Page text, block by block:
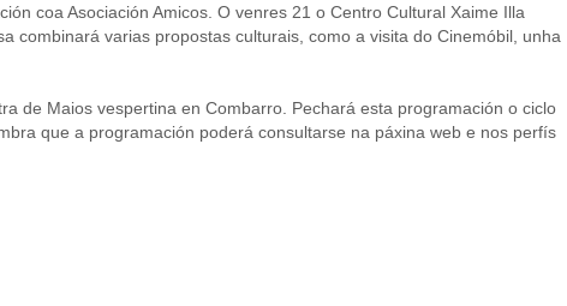
coa Asociación Amicos. O venres 21 o Centro Cultural Xaime Illa
combinará varias propostas culturais, como a visita do Cinemóbil, unha
de Maios vespertina en Combarro. Pechará esta programación o ciclo
que a programación poderá consultarse na páxina web e nos perfís